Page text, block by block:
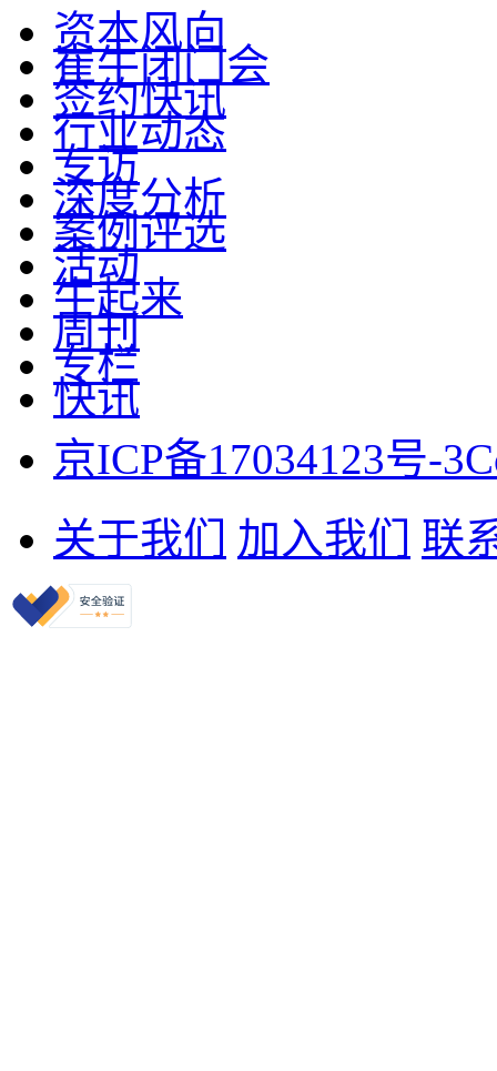
资本风向
崔牛闭门会
签约快讯
行业动态
专访
深度分析
案例评选
活动
牛起来
周刊
专栏
快讯
京ICP备17034123号-3
关于我们
加入我们 联